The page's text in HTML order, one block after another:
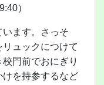
）
ます。さっそ
ュックにつけて
門前でおにぎり
けを持参するなど